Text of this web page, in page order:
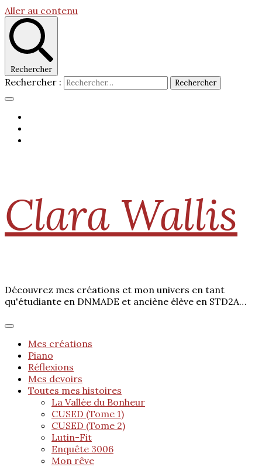
Aller au contenu
Rechercher
Rechercher :
Clara Wallis
Découvrez mes créations et mon univers en tant
qu'étudiante en DNMADE et anciène élève en STD2A…
Mes créations
Piano
Réflexions
Mes devoirs
Toutes mes histoires
La Vallée du Bonheur
CUSED (Tome 1)
CUSED (Tome 2)
Lutin-Fit
Enquête 3006
Mon rêve